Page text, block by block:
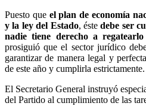
Puesto que el plan de economía
y la ley del Estado, éstedebe ser
nadie tiene derecho a
prosiguió que el sector jurídico
garantizar de manera legal y
de este año y cumplirla estrictamente.
El Secretario General instruyó
del Partido al cumplimiento de las